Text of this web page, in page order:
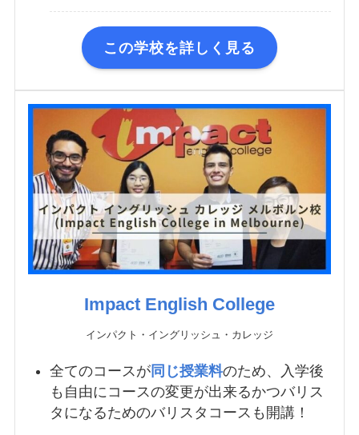
この学校を詳しく見る
Impact English College
インパクト・イングリッシュ・カレッジ
全てのコースが同じ授業料のため、入学後
も自由にコースの変更が出来るかつバリス
タになるためのバリスタコースも開講！